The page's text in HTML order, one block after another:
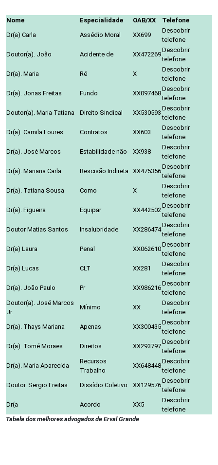
Nome Especialidade OAB/XX
Telefone
Dr(a) Carla
Assédio Moral XX699
Descobrir
telefone
Doutor(a). João
Acidente de XX472269
Descobrir
telefone
Dr(a). Maria
Ré X
Descobrir
telefone
Dr(a). Jonas Freitas
Fundo XX097468
Descobrir
telefone
Doutor(a). Maria Tatiana
Direito Sindical XX530593
Descobrir
telefone
Dr(a). Camila Loures
Contratos XX603
Descobrir
telefone
Dr(a). José Marcos
Estabilidade não XX938
Descobrir
telefone
Dr(a). Mariana Carla
Rescisão Indireta XX475356
Descobrir
telefone
Dr(a). Tatiana Sousa
Como X
Descobrir
telefone
Dr(a). Figueira
Equipar XX442502
Descobrir
telefone
Doutor Matias Santos
Insalubridade XX286474
Descobrir
telefone
Dr(a) Laura
Penal XX062610
Descobrir
telefone
Dr(a) Lucas
CLT XX281
Descobrir
telefone
Dr(a). João Paulo
Pr XX986216
Descobrir
telefone
Doutor(a). José Marcos
Jr.
Mínimo XX
Descobrir
telefone
Dr(a). Thays Mariana
Apenas XX300435
Descobrir
telefone
Dr(a). Tomé Moraes
Direitos XX293797
Descobrir
telefone
Dr(a). Maria Aparecida
Recursos
Trabalho
XX648448
Descobrir
telefone
Doutor. Sergio Freitas
Dissídio Coletivo XX129576
Descobrir
telefone
Dr(a
Acordo XX5
Descobrir
telefone
Tabela dos melhores advogados de Erval Grande